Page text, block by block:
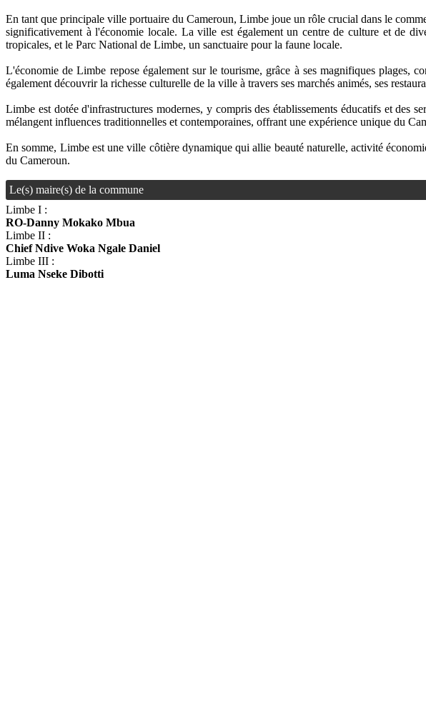
En tant que principale ville portuaire du Cameroun, Limbe joue un rôle crucial dans le
significativement à l'économie locale. La ville est également un centre de culture et de
tropicales, et le Parc National de Limbe, un sanctuaire pour la faune locale.
L'économie de Limbe repose également sur le tourisme, grâce à ses magnifiques plages,
également découvrir la richesse culturelle de la ville à travers ses marchés animés, ses
Limbe est dotée d'infrastructures modernes, y compris des établissements éducatifs et
mélangent influences traditionnelles et contemporaines, offrant une expérience unique du
En somme, Limbe est une ville côtière dynamique qui allie beauté naturelle, activité
du Cameroun.
Le(s) maire(s) de la commune
Limbe I :
RO-Danny Mokako Mbua
Limbe II :
Chief Ndive Woka Ngale Daniel
Limbe III :
Luma Nseke Dibotti